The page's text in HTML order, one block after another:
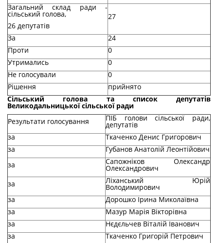
Загальний склад ради -
сільський голова,
26 депутатів
27
За
24
Проти
0
Утримались
0
Не голосували
0
Рішення
прийнято
Сільський голова та список депутатів
Великодальницької сільської ради
Результати голосування
ПІБ голови сільської ради,
депутатів
за
Ткаченко Денис Григорович
за
Губанов Анатолій Леонтійович
за
Сапожніков Олександр
Олександрович
за
Ліханський Юрій
Володимирович
за
Дорошко Ірина Миколаївна
за
Мазур Марія Вікторівна
за
Нєдєльчев Віталій Іванович
за
Ткаченко Григорій Петрович